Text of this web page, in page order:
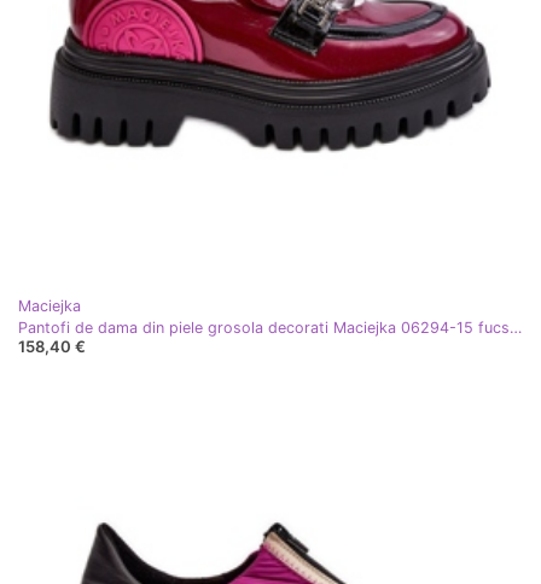
Maciejka
Pantofi de dama din piele grosola decorati Maciejka 06294-15 fucsia roz
158,40 €